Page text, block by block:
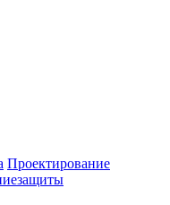
Проектирование